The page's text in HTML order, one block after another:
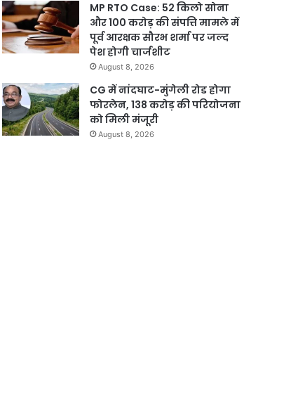
MP RTO Case: 52 किलो सोना
और 100 करोड़ की संपत्ति मामले में
पूर्व आरक्षक सौरभ शर्मा पर जल्द
पेश होगी चार्जशीट
August 8, 2026
CG में नांदघाट-मुंगेली रोड होगा
फोरलेन, 138 करोड़ की परियोजना
को मिली मंजूरी
August 8, 2026